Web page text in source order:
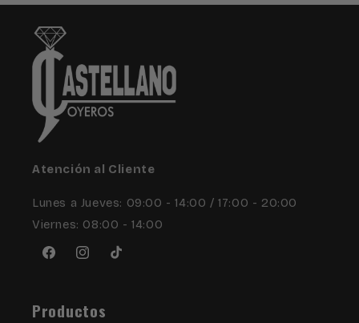
Atención al Cliente
Lunes a Jueves: 09:00 - 14:00 / 17:00 - 20:00
Viernes: 08:00 - 14:00
FacebookInstagram
TikTok
Productos